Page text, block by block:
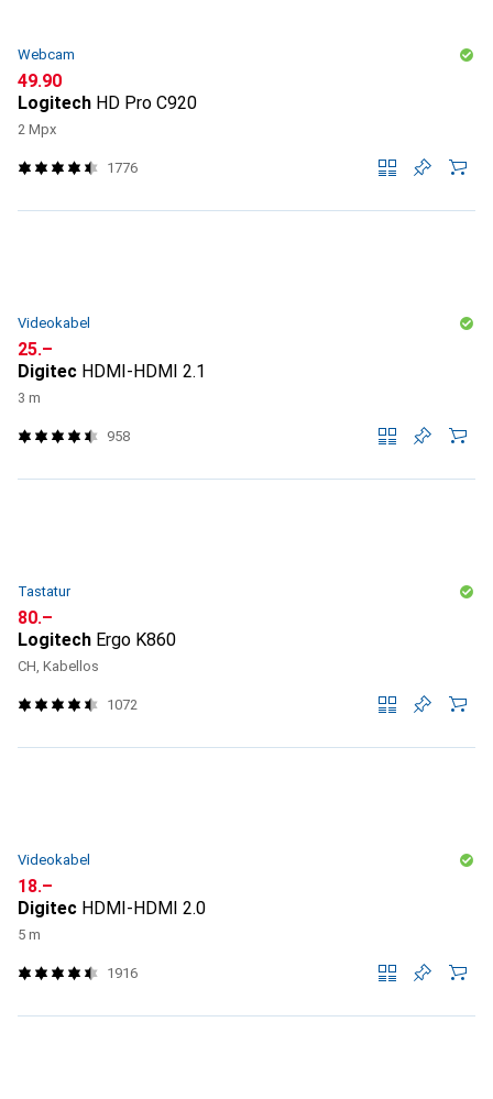
Webcam
CHF
49.90
Logitech HD Pro C920
2 Mpx
1776
Videokabel
CHF
25.–
Digitec HDMI-HDMI 2.1
3 m
958
Tastatur
CHF
80.–
Logitech Ergo K860
CH, Kabellos
1072
Videokabel
CHF
18.–
Digitec HDMI-HDMI 2.0
5 m
1916